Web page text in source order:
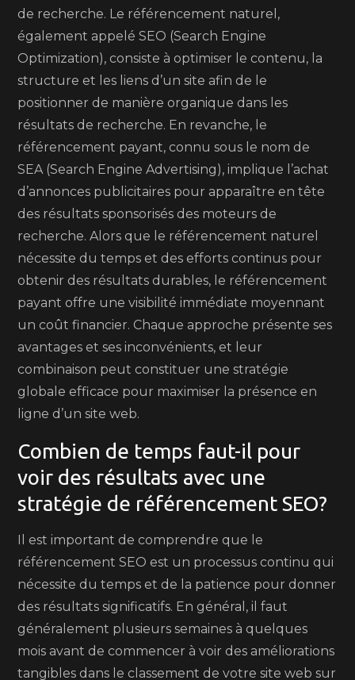
de recherche. Le référencement naturel,
également appelé SEO (Search Engine
Optimization), consiste à optimiser le contenu, la
structure et les liens d’un site afin de le
positionner de manière organique dans les
résultats de recherche. En revanche, le
référencement payant, connu sous le nom de
SEA (Search Engine Advertising), implique l’achat
d’annonces publicitaires pour apparaître en tête
des résultats sponsorisés des moteurs de
recherche. Alors que le référencement naturel
nécessite du temps et des efforts continus pour
obtenir des résultats durables, le référencement
payant offre une visibilité immédiate moyennant
un coût financier. Chaque approche présente ses
avantages et ses inconvénients, et leur
combinaison peut constituer une stratégie
globale efficace pour maximiser la présence en
ligne d’un site web.
Combien de temps faut-il pour
voir des résultats avec une
stratégie de référencement SEO?
Il est important de comprendre que le
référencement SEO est un processus continu qui
nécessite du temps et de la patience pour donner
des résultats significatifs. En général, il faut
généralement plusieurs semaines à quelques
mois avant de commencer à voir des améliorations
tangibles dans le classement de votre site web sur